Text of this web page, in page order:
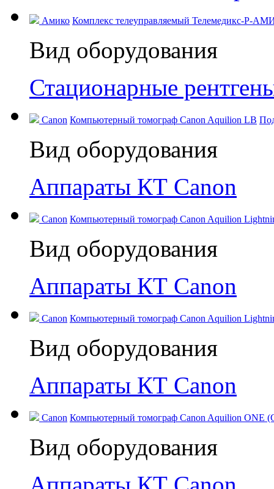
Амико Комплекс телеуправляемый Телемедикс-Р-
Вид оборудования
Стационарные
Canon Компьютерный томограф Canon Aquilion LB
Вид оборудования
Аппараты КТ Canon
Canon Компьютерный томограф Canon Aquilion
Вид оборудования
Аппараты КТ Canon
Canon Компьютерный томограф Canon Aquilion
Вид оборудования
Аппараты КТ Canon
Canon Компьютерный томограф Canon Aquilion ONE
Вид оборудования